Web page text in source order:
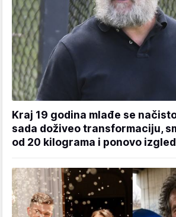
Kraj 19 godina mlađe se
sada doživeo transformaciju,
od 20 kilograma i ponovo